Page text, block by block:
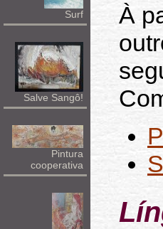
Surf
Salve Sangô!
Pintura
cooperativa
À